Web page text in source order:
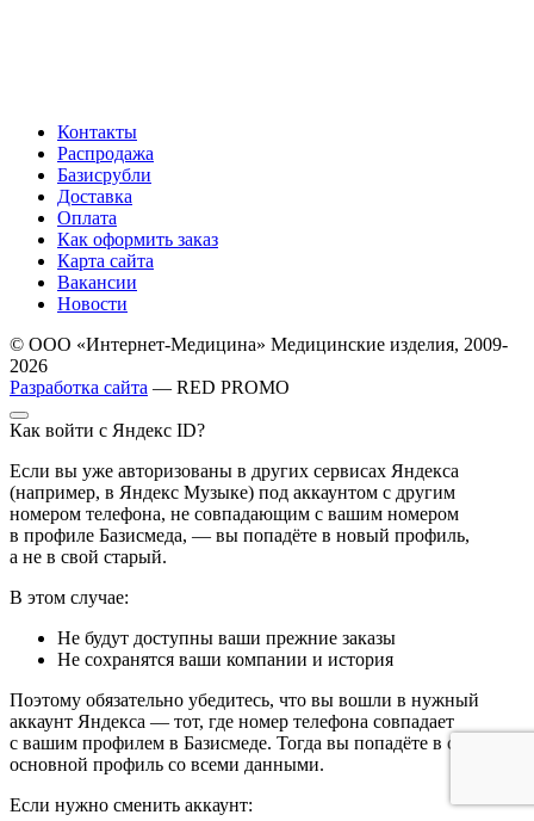
Контакты
Распродажа
Базисрубли
Доставка
Оплата
Как оформить заказ
Карта сайта
Вакансии
Новости
© ООО «Интернет-Медицина» Медицинские изделия, 2009-
2026
Разработка сайта — RED PROMO
Как войти с Яндекс ID?
Если вы уже авторизованы в других сервисах Яндекса
(например, в Яндекс Музыке) под аккаунтом с другим
номером телефона, не совпадающим с вашим номером
в профиле Базисмеда, — вы попадёте в новый профиль,
а не в свой старый.
В этом случае:
Не будут доступны ваши прежние заказы
Не сохранятся ваши компании и история
Поэтому обязательно убедитесь, что вы вошли в нужный
аккаунт Яндекса — тот, где номер телефона совпадает
с вашим профилем в Базисмеде. Тогда вы попадёте в свой
основной профиль со всеми данными.
Если нужно сменить аккаунт: